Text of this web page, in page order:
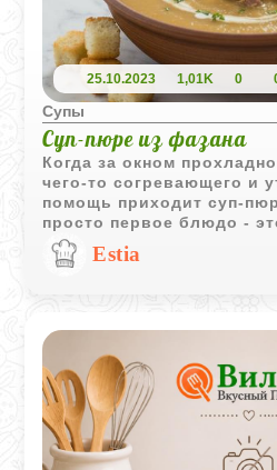
25.10.2023 1,01K 0
Супы
Суп-пюре из фазана
Когда за окном
чего-то согревающего и
помощь приходит суп-
просто первое блюдо -
путешествие в мир
бархатной текстуры и
терпения - вот всё, что
Estia